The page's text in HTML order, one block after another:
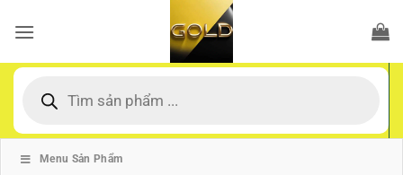
qua
dung
kiếm
Menu Sản Phẩm